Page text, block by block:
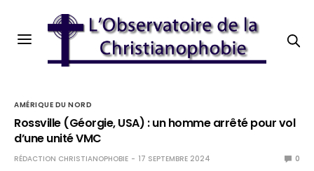
AMÉRIQUE DU NORD
Rossville (Géorgie, USA) : un homme arrêté pour vol
d’une unité VMC
RÉDACTION CHRISTIANOPHOBIE 17 SEPTEMBRE 2024 0